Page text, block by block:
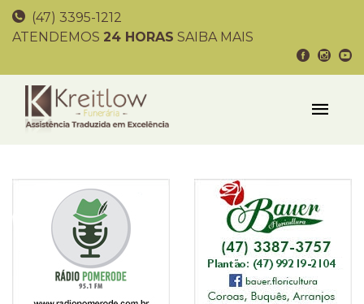
(47) 3395-1212
ATENDEMOS 24 HORAS SAIBA MAIS